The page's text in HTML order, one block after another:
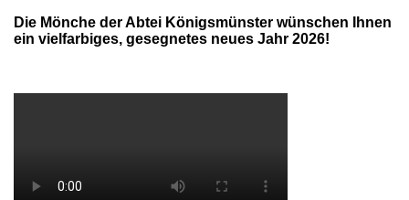
Die Mönche der Abtei Königsmünster wünschen Ihnen
ein vielfarbiges, gesegnetes neues Jahr 2026!